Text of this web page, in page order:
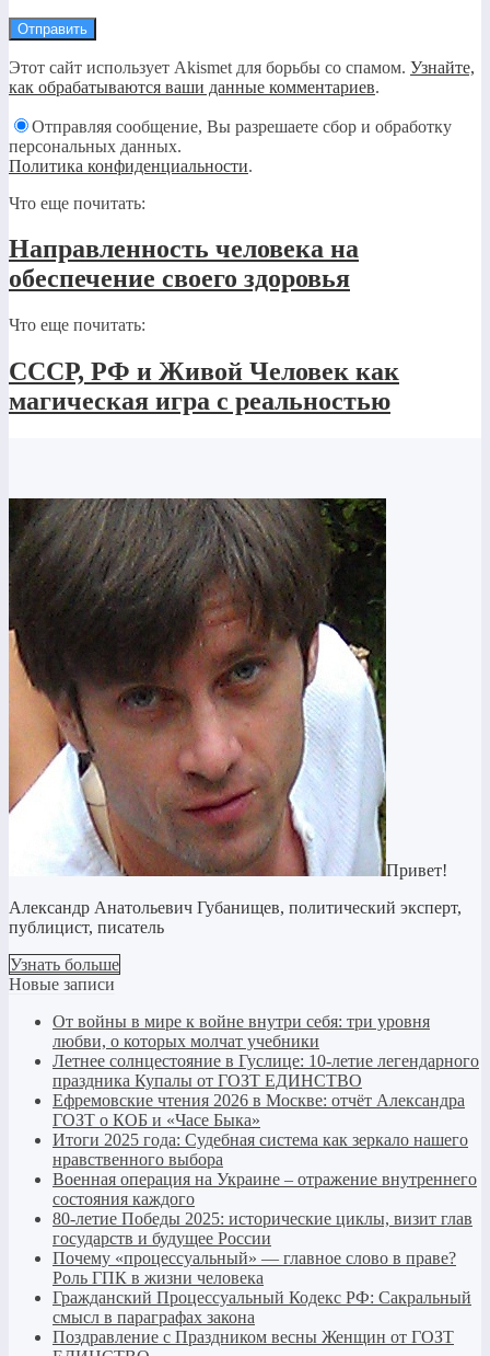
Этот сайт использует Akismet для борьбы со спамом. Узнайте,
как обрабатываются ваши данные комментариев.
Отправляя сообщение, Вы разрешаете сбор и обработку
персональных данных.
Политика конфиденциальности.
Что еще почитать:
Направленность человека на
обеспечение своего здоровья
Что еще почитать:
СССР, РФ и Живой Человек как
магическая игра с реальностью
Привет!
Александр Анатольевич Губанищев, политический эксперт,
публицист, писатель
Узнать больше
Новые записи
От войны в мире к войне внутри себя: три уровня
любви, о которых молчат учебники
Летнее солнцестояние в Гуслице: 10-летие легендарного
праздника Купалы от ГОЗТ ЕДИНСТВО
Ефремовские чтения 2026 в Москве: отчёт Александра
ГОЗТ о КОБ и «Часе Быка»
Итоги 2025 года: Судебная система как зеркало нашего
нравственного выбора
Военная операция на Украине – отражение внутреннего
состояния каждого
80-летие Победы 2025: исторические циклы, визит глав
государств и будущее России
Почему «процессуальный» — главное слово в праве?
Роль ГПК в жизни человека
Гражданский Процессуальный Кодекс РФ: Сакральный
смысл в параграфах закона
Поздравление с Праздником весны Женщин от ГОЗТ